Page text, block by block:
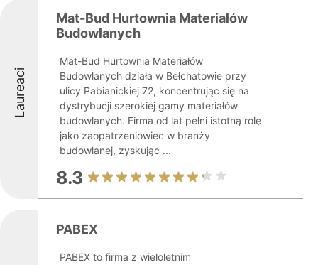
Laureaci
Mat-Bud Hurtownia Materiałów
Budowlanych
Mat-Bud Hurtownia Materiałów
Budowlanych działa w Bełchatowie przy
ulicy Pabianickiej 72, koncentrując się na
dystrybucji szerokiej gamy materiałów
budowlanych. Firma od lat pełni istotną rolę
jako zaopatrzeniowiec w branży
budowlanej, zyskując ...
8.3
PABEX
PABEX to firma z wieloletnim